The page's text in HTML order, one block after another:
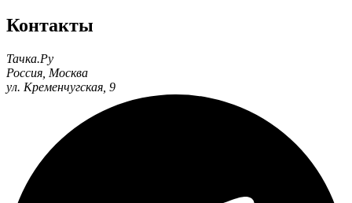
Контакты
Тачка.Ру
Россия Москва
ул. Кременчугская, 9